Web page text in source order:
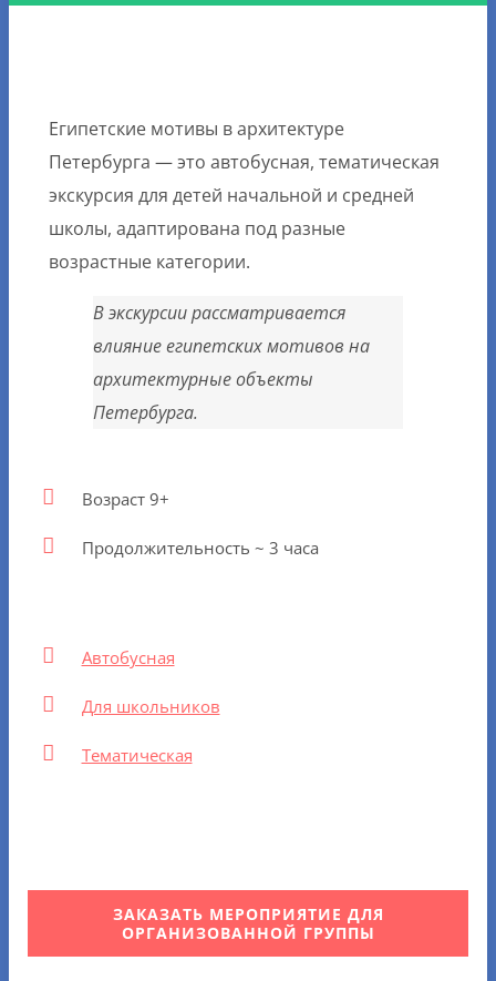
Египетские мотивы в архитектуре
Петербурга — это автобусная, тематическая
экскурсия для детей начальной и средней
школы, адаптирована под разные
возрастные категории.
В экскурсии рассматривается
влияние египетских мотивов на
архитектурные объекты
Петербурга.
Возраст 9+
Продолжительность ~ 3 часа
Автобусная
Для школьников
Тематическая
ЗАКАЗАТЬ МЕРОПРИЯТИЕ ДЛЯ
ОРГАНИЗОВАННОЙ ГРУППЫ